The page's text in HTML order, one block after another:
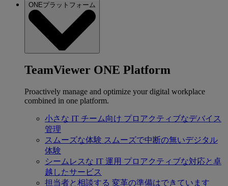
ONEプラットフォーム
TeamViewer ONE Platform
Proactively manage and optimize your digital workplace
combined in one platform.
小さな IT チーム向け プロアクティブなデバイス
管理
スムーズな体験 スムーズで中断の無いデジタル
体験
シームレスな IT 運用 プロアクティブな対応と卓
越したサービス
担当者と相談する 変革の準備はできています